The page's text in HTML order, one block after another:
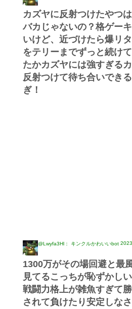
カズヤに反射つけたやつ
バカじゃないの？格ゲー
いけど、近づけたら爆リ
をテリーまでずっと続け
たかカズヤには強すぎる
反射つけて待ち合いでき
ぎ！
@Lwyfa3Hl： キンクルかわいいbot
1300万がその場回避と最
見てるこっちが恥ずかしい
戦闘力格上が雑魚すぎて
されて負けたり安定しな